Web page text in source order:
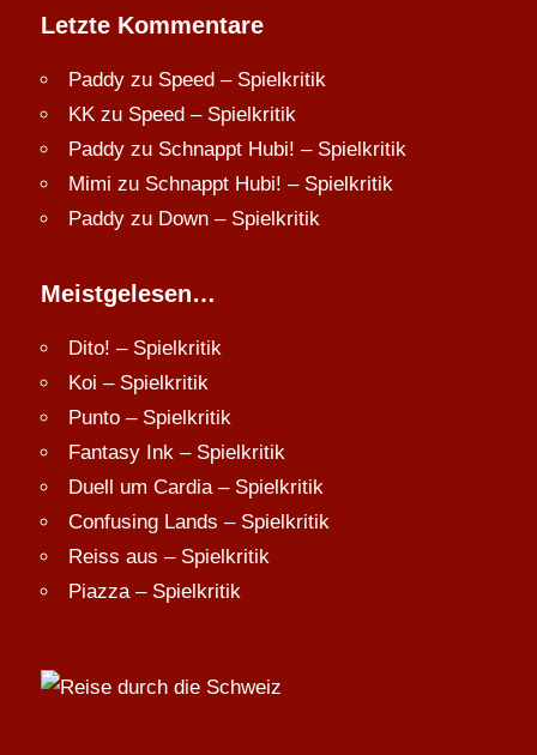
Letzte Kommentare
Paddy zu Speed – Spielkritik
KK zu Speed – Spielkritik
Paddy zu Schnappt Hubi! – Spielkritik
Mimi zu Schnappt Hubi! – Spielkritik
Paddy zu Down – Spielkritik
Meistgelesen…
Dito! – Spielkritik
Koi – Spielkritik
Punto – Spielkritik
Fantasy Ink – Spielkritik
Duell um Cardia – Spielkritik
Confusing Lands – Spielkritik
Reiss aus – Spielkritik
Piazza – Spielkritik